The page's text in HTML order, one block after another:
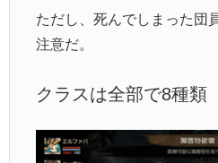
ただし、死んでしまった団
注意だ。
クラスは全部で8種類